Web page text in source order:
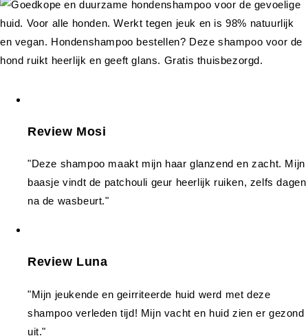
Review Mosi
"Deze shampoo maakt mijn haar glanzend en zacht. Mijn
baasje vindt de patchouli geur heerlijk ruiken, zelfs dagen
na de wasbeurt."
Review Luna
"Mijn jeukende en geirriteerde huid werd met deze
shampoo verleden tijd! Mijn vacht en huid zien er gezond
uit."